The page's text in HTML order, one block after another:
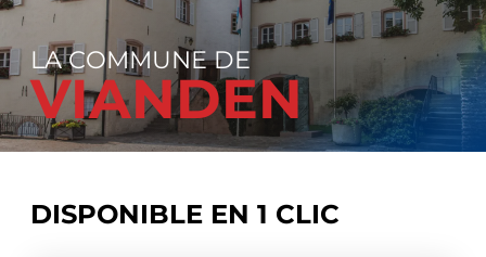
LA COMMUNE DE
VIANDEN
DISPONIBLE EN 1 CLIC